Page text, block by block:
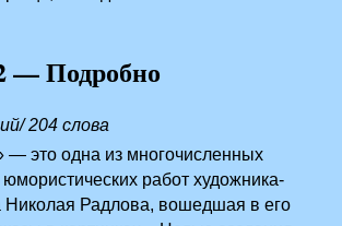
— Подробно
204 слова
— это одна из многочисленных
работ художника-
Николая Радлова, вошедшая в его